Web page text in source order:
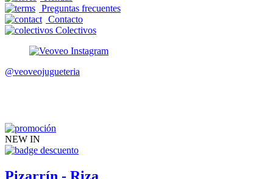
Preguntas frecuentes
Contacto
Colectivos
@veoveojugueteria
NEW IN